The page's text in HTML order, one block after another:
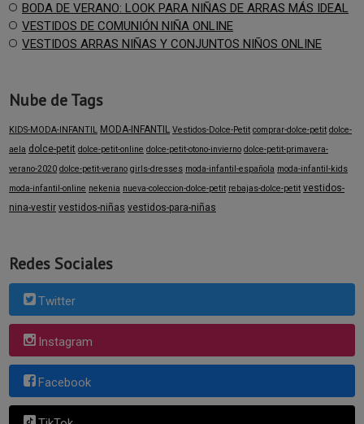
BODA DE VERANO: LOOK PARA NIÑAS DE ARRAS MÁS IDEAL
VESTIDOS DE COMUNIÓN NIÑA ONLINE
VESTIDOS ARRAS NIÑAS Y CONJUNTOS NIÑOS ONLINE
Nube de Tags
KIDS-MODA-INFANTIL MODA-INFANTIL Vestidos-Dolce-Petit comprar-dolce-petit dolce-
aela dolce-petit dolce-petit-online dolce-petit-otono-invierno dolce-petit-primavera-
verano-2020 dolce-petit-verano girls-dresses moda-infantil-española moda-infantil-kids
moda-infantil-online nekenia nueva-coleccion-dolce-petit rebajas-dolce-petit vestidos-
nina-vestir vestidos-niñas vestidos-para-niñas
Redes Sociales
Twitter
Instagram
Facebook